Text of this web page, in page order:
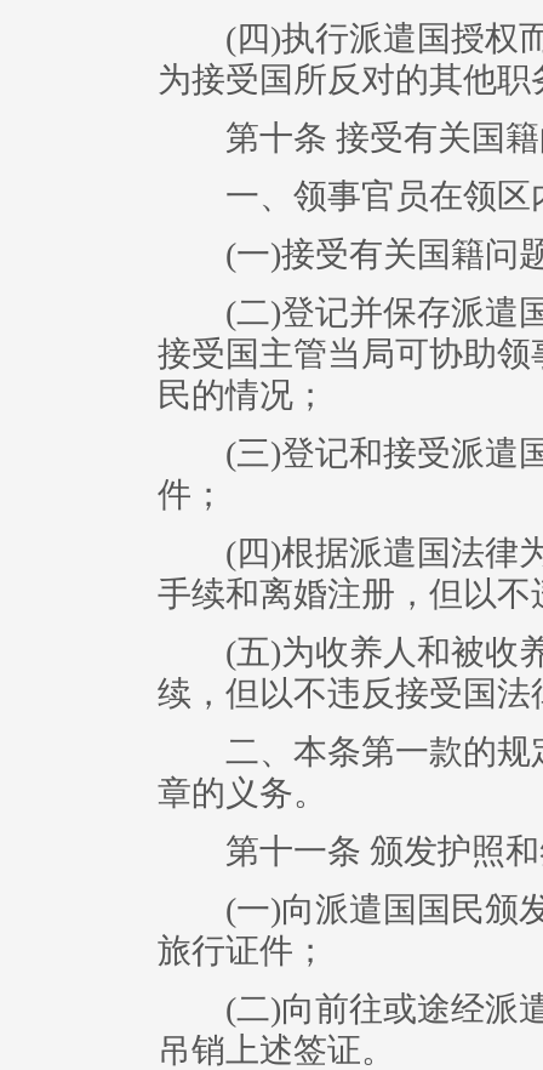
(四)执行派遣国授权而
为接受国所反对的其他职
第十条 接受有关国籍
一、领事官员在领区
(一)接受有关国籍问
(二)登记并保存派遣国
接受国主管当局可协助
民的情况；
(三)登记和接受派遣国
件；
(四)根据派遣国法律为
手续和离婚注册，但以
(五)为收养人和被收养
续，但以不违反接受国法
二、本条第一款的规
章的义务。
第十一条 颁发护照和
(一)向派遣国国民颁发
旅行证件；
(二)向前往或途经派遣
吊销上述签证。